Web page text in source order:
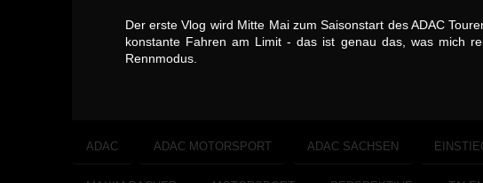
Der erste Vlog wird Mitte Mai zum Saisonstart des ADAC
konstante Fahren am Limit - das ist genau das, was mich
Rennmodus.
ADAC ADAC MOTORSPORT ADAC SACHSEN